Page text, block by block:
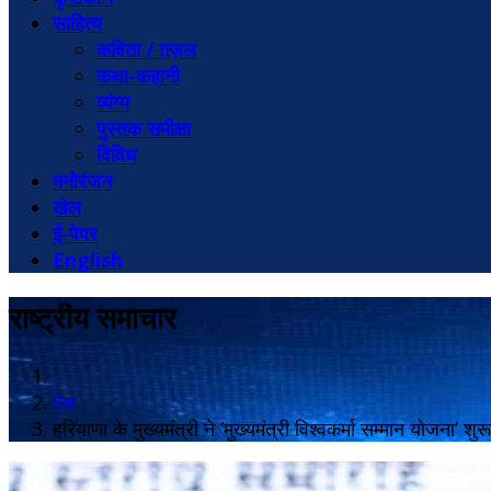
साहित्य
कविता / ग़ज़ल
कथा-कहानी
व्यंग्य
पुस्तक समीक्षा
विविध
मनोरंजन
खेल
ई-पेपर
English
राष्ट्रीय समाचार
देश
हरियाणा के मुख्यमंत्री ने ‘मुख्यमंत्री विश्वकर्मा सम्मान योजना’